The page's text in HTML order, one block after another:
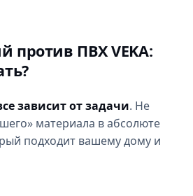
против ПВХ VEKA:
зависит от задачи. Не
материала в абсолюте
подходит вашему дому и